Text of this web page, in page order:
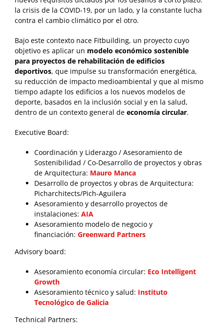
la crisis de la COVID-19, por un lado, y la constante lucha
contra el cambio climático por el otro.
Bajo este contexto nace Fitbuilding, un proyecto cuyo
objetivo es aplicar un modelo económico sostenible
para proyectos de rehabilitación de edificios
deportivos, que impulse su transformación energética,
su reducción de impacto medioambiental y que al mismo
tiempo adapte los edificios a los nuevos modelos de
deporte, basados en la inclusión social y en la salud,
dentro de un contexto general de economía circular.
Executive Board:
Coordinación y Liderazgo / Asesoramiento de
Sostenibilidad / Co-Desarrollo de proyectos y obras
de Arquitectura: Mauro Manca
Desarrollo de proyectos y obras de Arquitectura:
Picharchitects/Pich-Aguilera
Asesoramiento y desarrollo proyectos de
instalaciones: AIA
Asesoramiento modelo de negocio y
financiación: Greenward Partners
Advisory board:
Asesoramiento economía circular: Eco Intelligent
Growth
Asesoramiento técnico y salud: Instituto
Tecnológico de Galicia
Technical Partners: